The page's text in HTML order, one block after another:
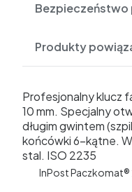
Produkty
Profesjonalny klucz
10 mm. Specjalny
długim gwintem
końcówki 6-kątne.
stal. ISO 2235
InPost Paczkomat®